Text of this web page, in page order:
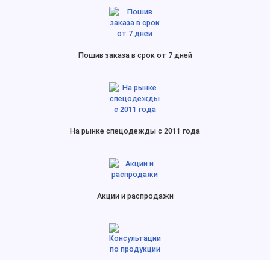
Пошив заказа в срок от 7 дней
На рынке спецодежды с 2011 года
Акции и распродажи